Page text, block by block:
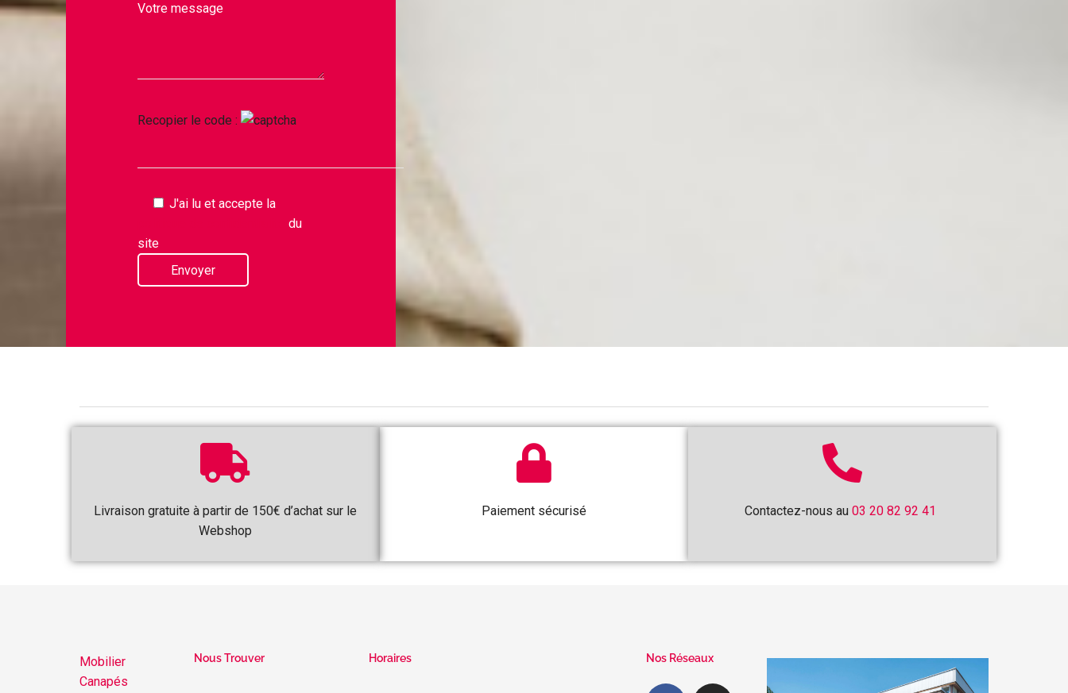
Votre message
Recopier le code :
J'ai lu et accepte la
du
site
Livraison gratuite à partir de 150€ d’achat sur le
Webshop
Paiement sécurisé Contactez-nous au03 20 82 92 41
Mobilier
Canapés
Nous Trouver Horaires Nos Réseaux